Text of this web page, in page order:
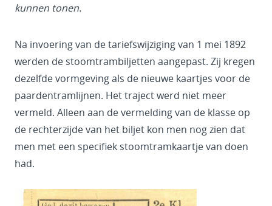
kunnen tonen.
Na invoering van de tariefswijziging van 1 mei 1892
werden de stoomtrambiljetten aangepast. Zij kregen
dezelfde vormgeving als de nieuwe kaartjes voor de
paardentramlijnen. Het traject werd niet meer
vermeld. Alleen aan de vermelding van de klasse op
de rechterzijde van het biljet kon men nog zien dat
men met een specifiek stoomtramkaartje van doen
had.